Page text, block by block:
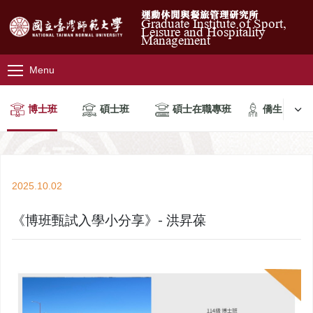
運動休閒與餐旅管理研究所
Graduate Institute of Sport,
Leisure and Hospitality
Management
Menu
博士班 碩士班 碩士在職專班 僑生
2025.10.02
《博班甄試入學小分享》- 洪昇葆